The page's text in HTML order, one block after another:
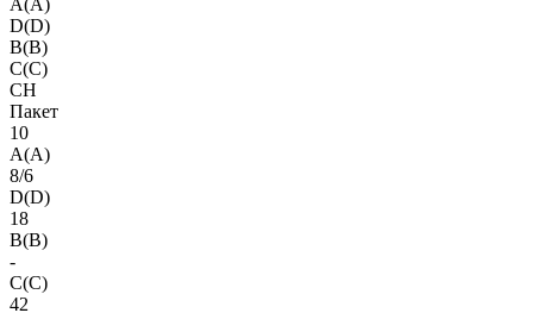
D(D)
B(B)
C(C)
CH
Пакет
10
A(A)
8/6
D(D)
18
B(B)
-
C(C)
42